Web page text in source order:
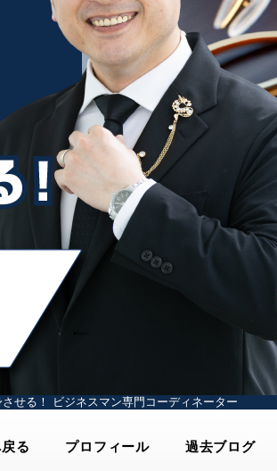
せる！ビジネスマン専門コーディネーター
る プロフィール 過去ブログ